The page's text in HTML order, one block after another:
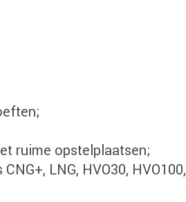
ruime opstelplaatsen;
LNG, HVO30, HVO100,